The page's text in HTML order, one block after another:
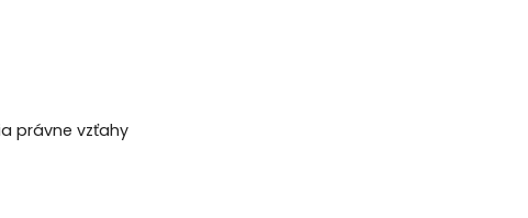
právne vzťahy